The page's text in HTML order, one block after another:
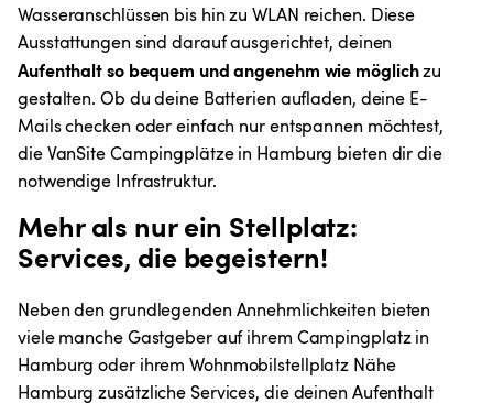
Wasseranschlüssen bis hin zu WLAN reichen. Diese
Ausstattungen sind darauf ausgerichtet, deinen
Aufenthalt so bequem und angenehm wie möglich zu
gestalten. Ob du deine Batterien aufladen, deine E-
Mails checken oder einfach nur entspannen möchtest,
die VanSite Campingplätze in Hamburg bieten dir die
notwendige Infrastruktur.
Mehr als nur ein Stellplatz:
Services, die begeistern!
Neben den grundlegenden Annehmlichkeiten bieten
viele manche Gastgeber auf ihrem Campingplatz in
Hamburg oder ihrem Wohnmobilstellplatz Nähe
Hamburg zusätzliche Services, die deinen Aufenthalt